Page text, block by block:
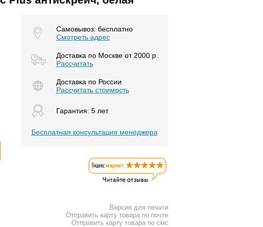
Самовывоз: бесплатно
Смотреть адрес
Доставка по Москве от 2000 р.
Расcчитать
Доставка по России
Рассчитать стоимость
Гарантия: 5 лет
Бесплатная консультация менеджера
Версия для печати
Отправить карту товара по почте
Отправить карту товара по смс